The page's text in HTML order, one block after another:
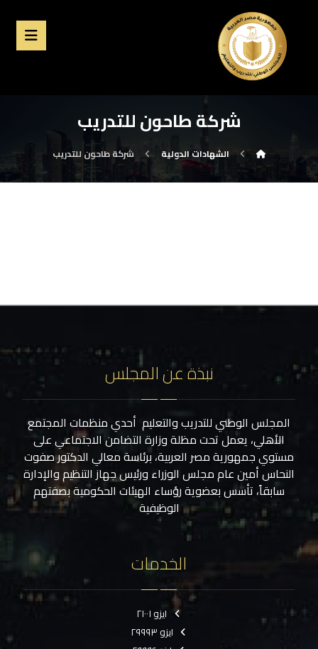
شركة طاحون للتدريب
الشهادات الدولية شركة طاحون للتدريب
نبذة عن المجلس
المجلس الوطني للتدريب والتعليم أحدي منظمات المجتمع
الأهلي، يعمل تحت مظلة وزارة التضامن الاجتماعي على
مستوي جمهورية مصر العربية، برئاسة معالي الدكتور صفوت
النحاس أمين عام مجلس الوزراء ورئيس جهاز التنظيم والإدارة
سابقاً، تأسس بعضوية رؤساء الهيئات الحكومية بصفتهم
الوظيفية
الخدمات
ايزو ٢١٠٠١
ايزو ٢٩٩٩٣